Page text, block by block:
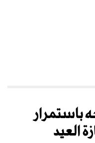
باستمرار
العيد